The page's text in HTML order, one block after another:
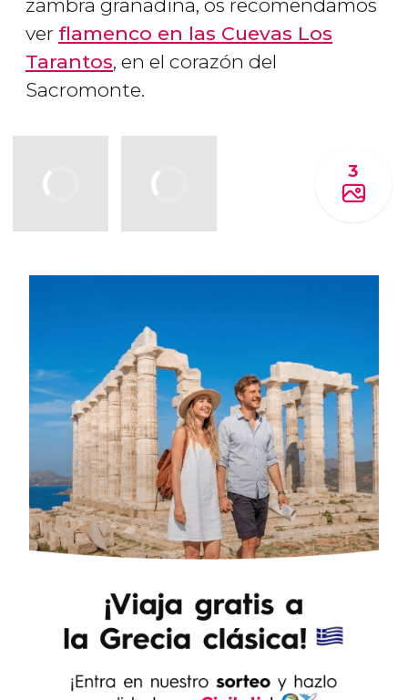
zambra granadina, os recomendamos
ver flamenco en las Cuevas Los
Tarantos, en el corazón del
Sacromonte.
3